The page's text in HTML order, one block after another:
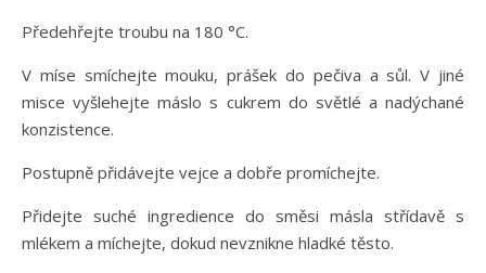
Předehřejte troubu na 180 °C.
V míse smíchejte mouku, prášek do pečiva a sůl. V jiné
misce vyšlehejte máslo s cukrem do světlé a nadýchané
konzistence.
Postupně přidávejte vejce a dobře promíchejte.
Přidejte suché ingredience do směsi másla střídavě s
mlékem a míchejte, dokud nevznikne hladké těsto.